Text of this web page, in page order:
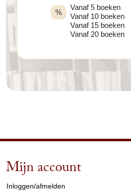
%
Vanaf 5 boeken
Vanaf 10 boeken
Vanaf 15 boeken
Vanaf 20 boeken
Mijn account
Inloggen/afmelden